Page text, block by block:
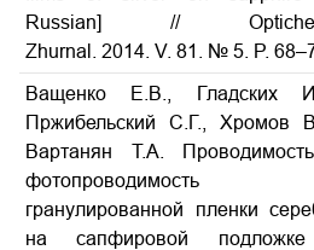
Russian] //
Zhurnal. 2014. V. 81. № 5. P.
Ващенко Е.В., Гладских
Пржибельский С.Г., Хромов
Вартанян Т.А.
фотопроводимость
гранулированной пленки
на сапфировой